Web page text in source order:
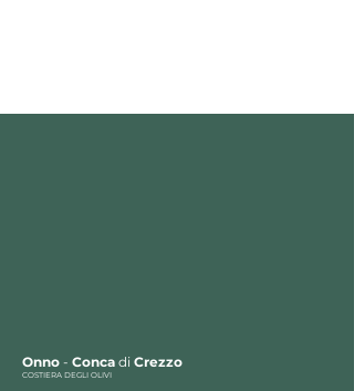
Onno - Conca di Crezzo
COSTIERA DEGLI OLIVI